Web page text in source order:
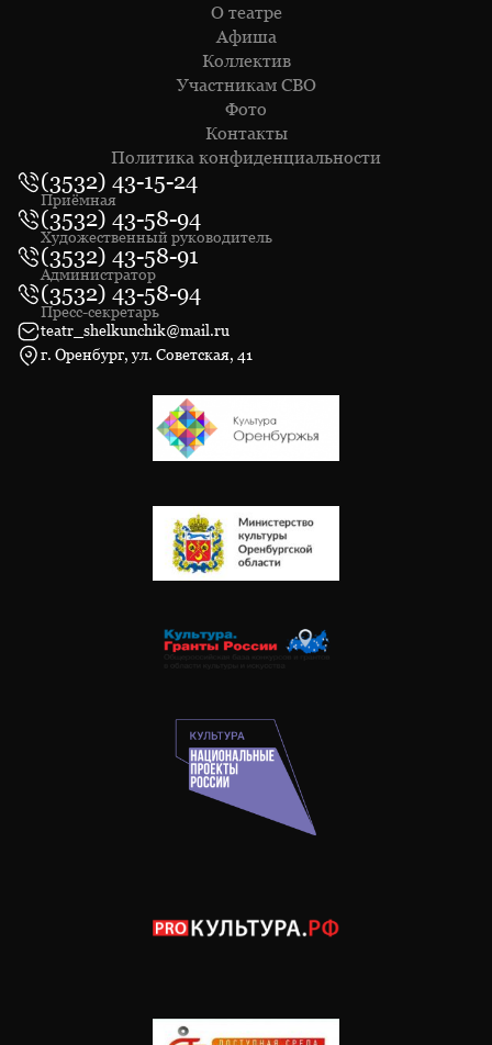
О театре
Афиша
Коллектив
Участникам СВО
Фото
Контакты
Политика конфиденциальности
(3532) 43-15-24
Приёмная
(3532) 43-58-94
Художественный руководитель
(3532) 43-58-91
Администратор
(3532) 43-58-94
Пресс-секретарь
teatr_shelkunchik@mail.ru
г. Оренбург, ул. Советская, 41